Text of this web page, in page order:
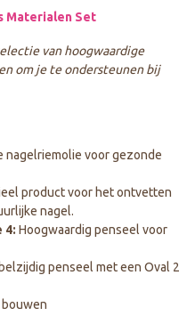
Materialen Set
van hoogwaardige
om je te ondersteunen bij
nagelriemolie voor gezonde
product voor het ontvetten
nagel.
4: Hoogwaardig penseel voor
penseel met een Oval 2
bouwen